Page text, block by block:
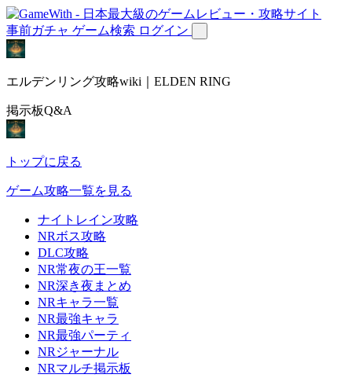
事前ガチャ ゲーム検索 ログイン
エルデンリング攻略wiki｜ELDEN RING
掲示板Q&A
トップに戻る
ゲーム攻略一覧を見る
ナイトレイン攻略
NRボス攻略
DLC攻略
NR常夜の王一覧
NR深き夜まとめ
NRキャラ一覧
NR最強キャラ
NR最強パーティ
NRジャーナル
NRマルチ掲示板